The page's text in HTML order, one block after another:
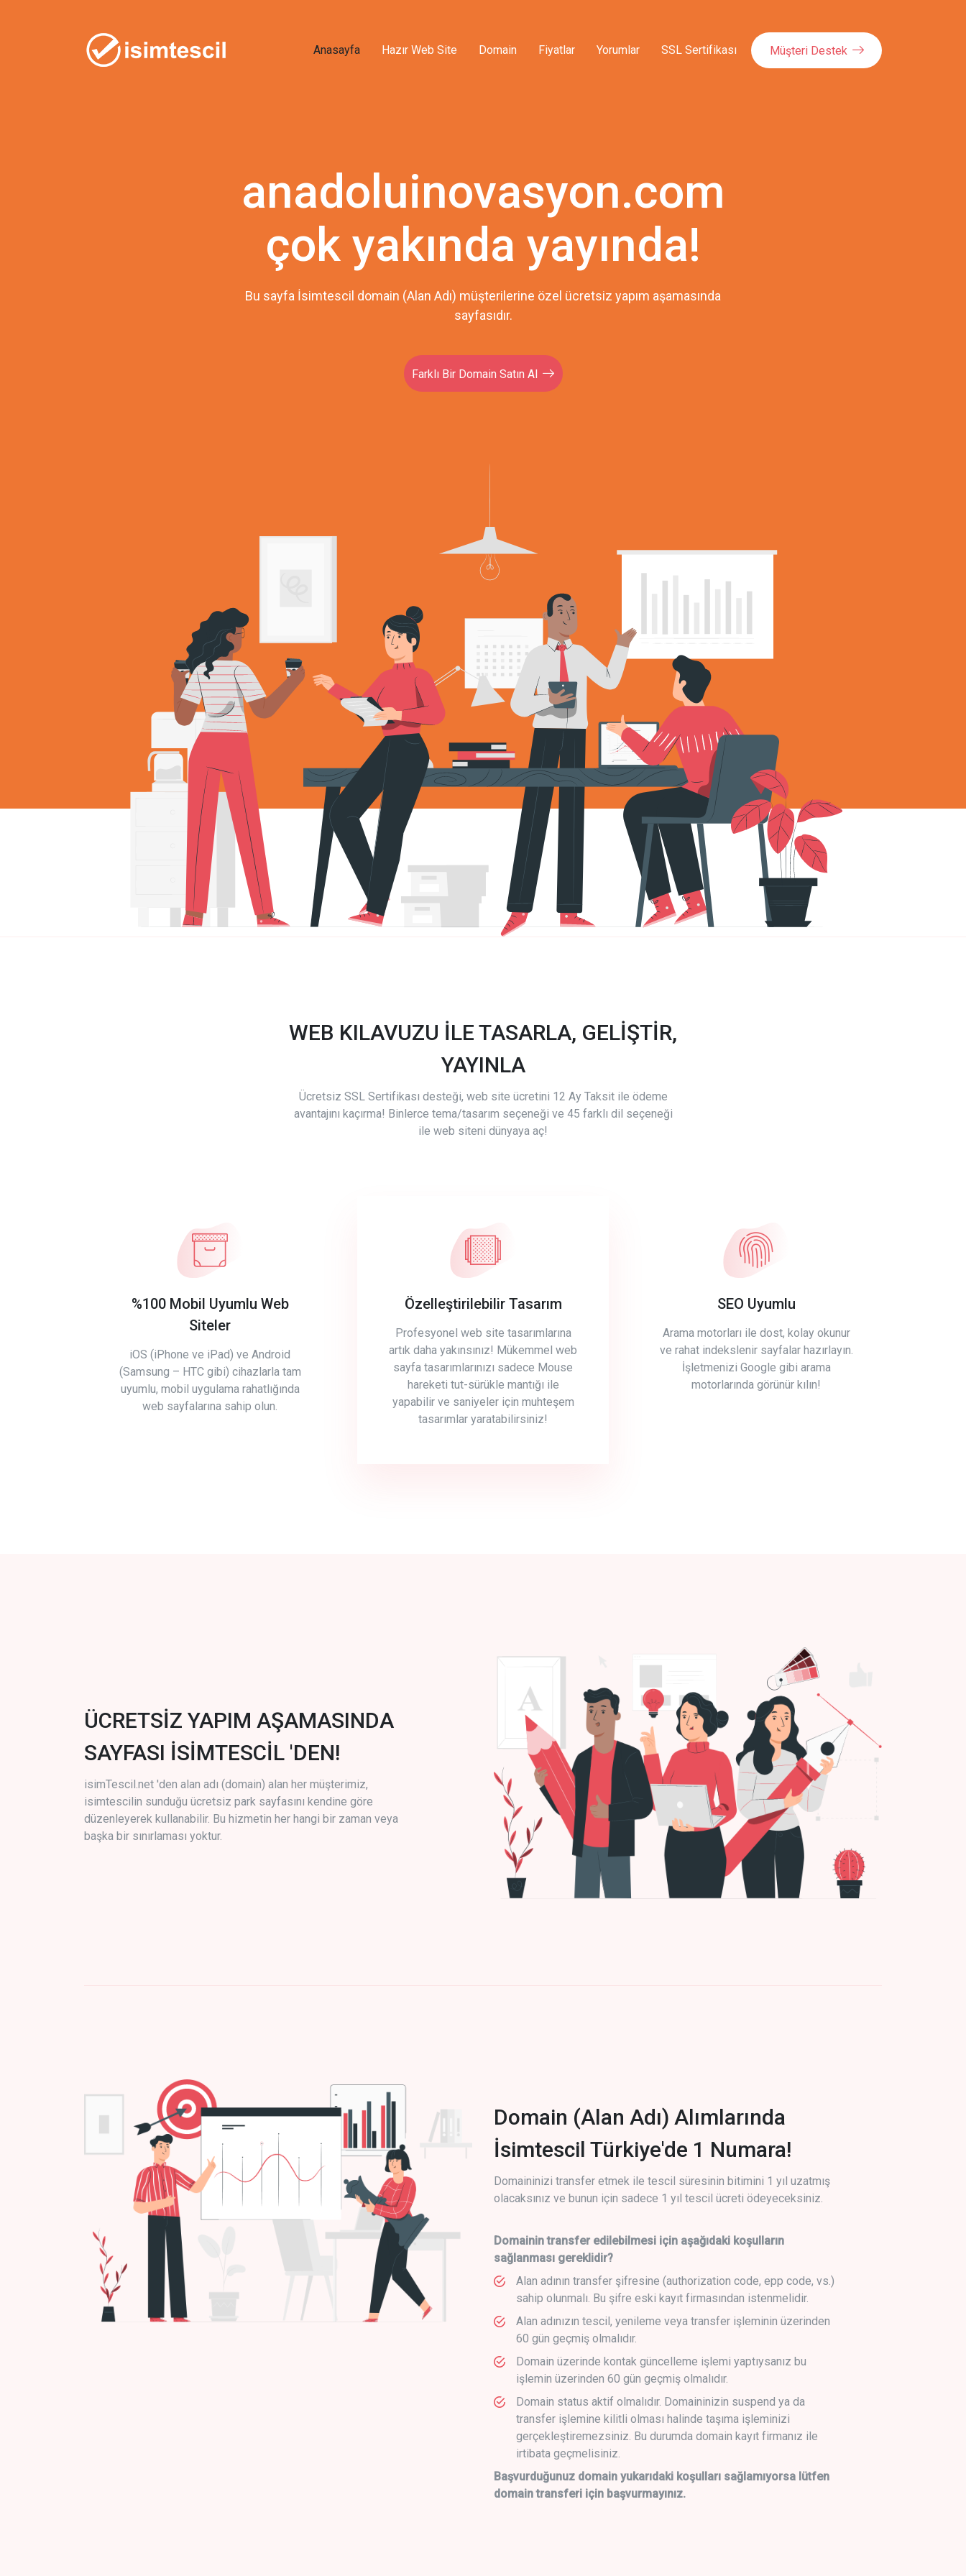
Anasayfa Hazır Web Site Domain Fiyatlar Yorumlar SSL Sertifikası Müşteri Destek
anadoluinovasyon.com
çok yakında yayında!
Bu sayfa İsimtescil domain (Alan Adı) müşterilerine özel ücretsiz yapım aşamasında
sayfasıdır.
Farklı Bir Domain Satın Al
WEB KILAVUZU İLE TASARLA, GELİŞTİR,
YAYINLA
Ücretsiz SSL Sertifikası desteği, web site ücretini 12 Ay Taksit ile ödeme
avantajını kaçırma! Binlerce tema/tasarım seçeneği ve 45 farklı dil seçeneği
ile web siteni dünyaya aç!
%100 Mobil Uyumlu Web
Siteler
iOS (iPhone ve iPad) ve Android
(Samsung – HTC gibi) cihazlarla tam
uyumlu, mobil uygulama rahatlığında
web sayfalarına sahip olun.
Özelleştirilebilir Tasarım
Profesyonel web site tasarımlarına
artık daha yakınsınız! Mükemmel web
sayfa tasarımlarınızı sadece Mouse
hareketi tut-sürükle mantığı ile
yapabilir ve saniyeler için muhteşem
tasarımlar yaratabilirsiniz!
SEO Uyumlu
Arama motorları ile dost, kolay okunur
ve rahat indekslenir sayfalar hazırlayın.
İşletmenizi Google gibi arama
motorlarında görünür kılın!
ÜCRETSİZ YAPIM AŞAMASINDA
SAYFASI İSİMTESCİL 'DEN!
isimTescil.net 'den alan adı (domain) alan her müşterimiz,
isimtescilin sunduğu ücretsiz park sayfasını kendine göre
düzenleyerek kullanabilir. Bu hizmetin her hangi bir zaman veya
başka bir sınırlaması yoktur.
Domain (Alan Adı) Alımlarında
İsimtescil Türkiye'de 1 Numara!
Domaininizi transfer etmek ile tescil süresinin bitimini 1 yıl uzatmış
olacaksınız ve bunun için sadece 1 yıl tescil ücreti ödeyeceksiniz.
Domainin transfer edilebilmesi için aşağıdaki koşulların
sağlanması gereklidir?
Alan adının transfer şifresine (authorization code, epp code, vs.)
sahip olunmalı. Bu şifre eski kayıt firmasından istenmelidir.
Alan adınızın tescil, yenileme veya transfer işleminin üzerinden
60 gün geçmiş olmalıdır.
Domain üzerinde kontak güncelleme işlemi yaptıysanız bu
işlemin üzerinden 60 gün geçmiş olmalıdır.
Domain status aktif olmalıdır. Domaininizin suspend ya da
transfer işlemine kilitli olması halinde taşıma işleminizi
gerçekleştiremezsiniz. Bu durumda domain kayıt firmanız ile
irtibata geçmelisiniz.
Başvurduğunuz domain yukarıdaki koşulları sağlamıyorsa lütfen
domain transferi için başvurmayınız.